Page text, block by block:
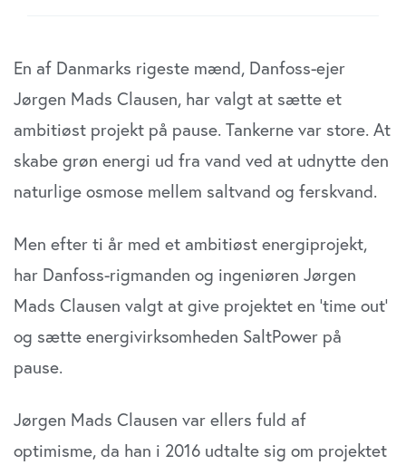
En af Danmarks rigeste mænd, Danfoss-ejer
Jørgen Mads Clausen, har valgt at sætte et
ambitiøst projekt på pause. Tankerne var store. At
skabe grøn energi ud fra vand ved at udnytte den
naturlige osmose mellem saltvand og ferskvand.
Men efter ti år med et ambitiøst energiprojekt,
har Danfoss-rigmanden og ingeniøren Jørgen
Mads Clausen valgt at give projektet en ‘time out’
og sætte energivirksomheden SaltPower på
pause.
Jørgen Mads Clausen var ellers fuld af
optimisme, da han i 2016 udtalte sig om projektet